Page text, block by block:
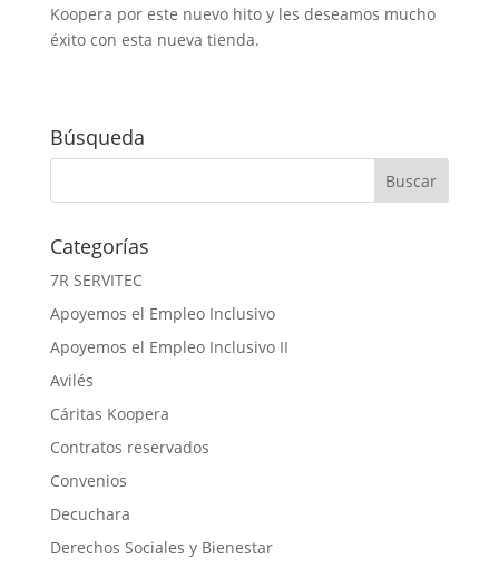
Koopera por este nuevo hito y les deseamos mucho
éxito con esta nueva tienda.
Búsqueda
Categorías
7R SERVITEC
Apoyemos el Empleo Inclusivo
Apoyemos el Empleo Inclusivo II
Avilés
Cáritas Koopera
Contratos reservados
Convenios
Decuchara
Derechos Sociales y Bienestar